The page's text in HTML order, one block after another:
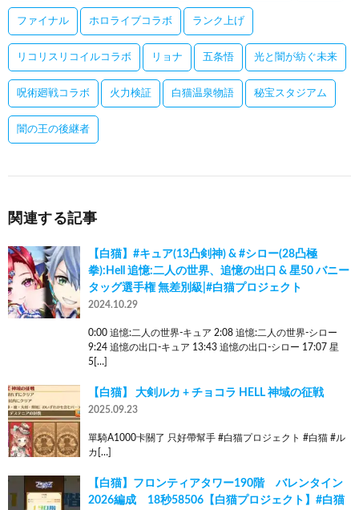
ファイナル ホロライブコラボ ランク上げ
リコリスリコイルコラボ リョナ 五条悟 光と闇が紡ぐ未来
呪術廻戦コラボ 火力検証 白猫温泉物語 秘宝スタジアム
闇の王の後継者
関連する記事
【白猫】#キュア(13凸剣神) & #シロー(28凸極
拳):Hell 追憶:二人の世界、追憶の出口 & 星50 バニー
タッグ選手権 無差別級|#白猫プロジェクト
2024.10.29
0:00 追憶:二人の世界-キュア 2:08 追憶:二人の世界-シロー
9:24 追憶の出口-キュア 13:43 追憶の出口-シロー 17:07 星
5[…]
【白猫】 大剣ルカ + チョコラ HELL 神域の征戦
2025.09.23
單騎A1000卡關了 只好帶幫手 #白猫プロジェクト #白猫 #ル
カ[…]
【白猫】フロンティアタワー190階 バレンタイン
2026編成 18秒58506【白猫プロジェクト】#白猫